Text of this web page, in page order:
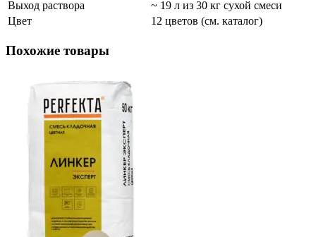
Выход раствора
~ 19 л из 30 кг сухой смеси
Цвет
12 цветов (см. каталог)
Похожие товары